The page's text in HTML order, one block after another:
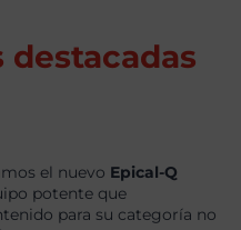
destacadas
el nuevo Epical-Q
potente que
para su categoría no